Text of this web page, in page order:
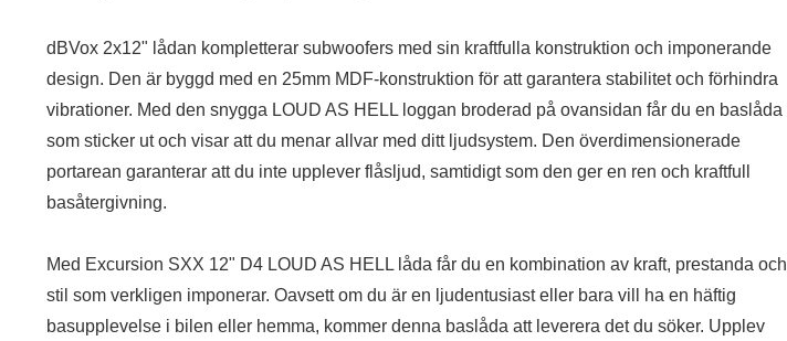
dBVox 2x12" lådan kompletterar subwoofers med sin kraftfulla konstruktion och imponerande
design. Den är byggd med en 25mm MDF-konstruktion för att garantera stabilitet och förhindra
vibrationer. Med den snygga LOUD AS HELL loggan broderad på ovansidan får du en baslåda
som sticker ut och visar att du menar allvar med ditt ljudsystem. Den överdimensionerade
portarean garanterar att du inte upplever flåsljud, samtidigt som den ger en ren och kraftfull
basåtergivning.
Med Excursion SXX 12" D4 LOUD AS HELL låda får du en kombination av kraft, prestanda och
stil som verkligen imponerar. Oavsett om du är en ljudentusiast eller bara vill ha en häftig
basupplevelse i bilen eller hemma, kommer denna baslåda att leverera det du söker. Upplev